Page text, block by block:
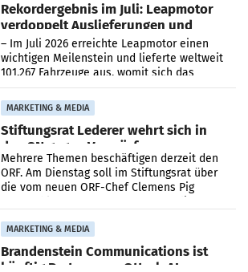
Rekordergebnis im Juli: Leapmotor
verdoppelt Auslieferungen und
überschreitet die 100.000er-Marke
– Im Juli 2026 erreichte Leapmotor einen
wichtigen Meilenstein und lieferte weltweit
101.267 Fahrzeuge aus, womit sich das
Ergebnis gegenüber Juli 2025 mehr als
verdoppelte (+102
MARKETING & MEDIA
Stiftungsrat Lederer wehrt sich in
den SN gegen Vorwürfe
Mehrere Themen beschäftigen derzeit den
ORF. Am Dienstag soll im Stiftungsrat über
die vom neuen ORF-Chef Clemens Pig
MARKETING & MEDIA
Brandenstein Communications ist
künftig Partner von OtterlyAI